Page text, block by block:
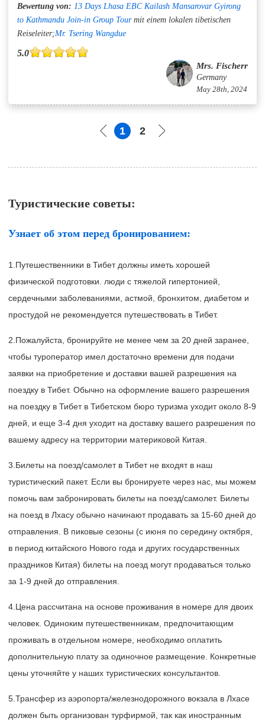
Bewertung von: 13 Days Lhasa EBC Kailash Mansarovar Gyirong
to Kathmandu Join-in Group Tourmit einem lokalen tibetischen
Reiseleiter;Mr. Tsering Wangdue
5.0
Mrs. Fischerr
Germany
May 28th, 2024
1 2
Туристические советы:
Узнает об этом перед бронированием:
1.Путешественники в Тибет должны иметь хорошей
физической подготовки. люди с тяжелой гипертонией,
сердечными заболеваниями, астмой, бронхитом, диабетом и
простудой не рекомендуется путешествовать в Тибет.
2.Пожалуйста, бронируйте не менее чем за 20 дней заранее,
чтобы туроператор имел достаточно времени для подачи
заявки на приобретение и доставки вашей разрешения на
поездку в Тибет. Обычно на оформление вашего разрешения
на поездку в Тибет в Тибетском бюро туризма уходит около 8-9
дней, и еще 3-4 дня уходит на доставку вашего разрешения по
вашему адресу на территории материковой Китая.
3.Билеты на поезд/самолет в Тибет не входят в наш
туристический пакет. Если вы бронируете через нас, мы можем
помочь вам забронировать билеты на поезд/самолет. Билеты
на поезд в Лхасу обычно начинают продавать за 15-60 дней до
отправления. В пиковые сезоны (с июня по середину октября,
в период китайского Нового года и других государственных
праздников Китая) билеты на поезд могут продаваться только
за 1-9 дней до отправления.
4.Цена рассчитана на основе проживания в номере для двоих
человек. Одиноким путешественникам, предпочитающим
проживать в отдельном номере, необходимо оплатить
дополнительную плату за одиночное размещение. Конкретные
цены уточняйте у наших туристических консультантов.
5.Трансфер из аэропорта/железнодорожного вокзала в Лхасе
должен быть организован турфирмой, так как иностранным